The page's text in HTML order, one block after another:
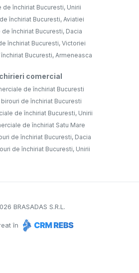
de închiriat Bucuresti, Unirii
închiriat Bucuresti, Aviatiei
de închiriat Bucuresti, Dacia
închiriat Bucuresti, Victoriei
Bucuresti, Armeneasca
comercial
de închiriat Bucuresti
de închiriat Bucuresti
de închiriat Bucuresti, Unirii
de închiriat Satu Mare
de închiriat Bucuresti, Dacia
de închiriat Bucuresti, Unirii
BRASADAS S.R.L.
în